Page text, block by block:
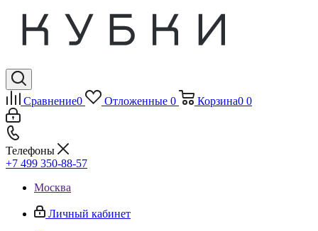
Сравнение0 Отложенные 0 Корзина0 0
Телефоны
+7 499 350-88-57
Москва
Личный кабинет